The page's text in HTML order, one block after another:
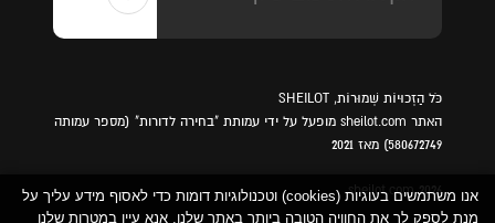
כֹּל הַזְכוּיוֹת שְׁמוּרוֹת, SHEILOT
האתר sheilot.com מופעל על ידי עמותת "בחירה לדורות" (מספר עמותה
580672749) מאז 2021
sheilot.com 2026
אנו משתמשים בעוגיות (cookies) וטכנולוגיות דומות כדי לאסוף מידע עליך על
מנת לספק לך את החוויה הטובה ביותר באתר שלנו. אנא עיין במטרות שלנו